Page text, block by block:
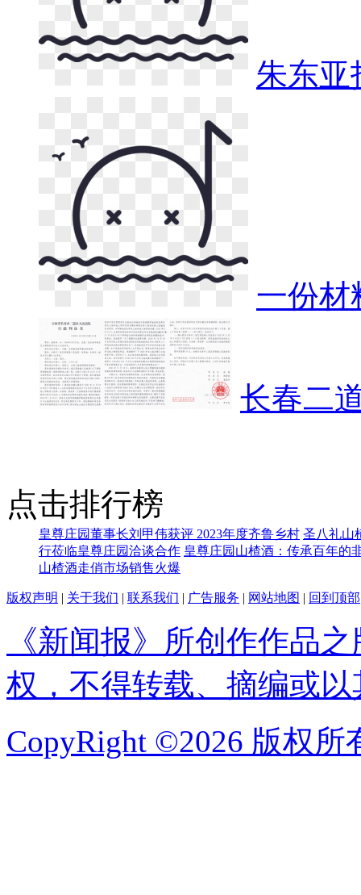
朱东亚
一份材
长春二
点击排行榜
皇尊庄园董事长刘甲伟获评 2023年度齐鲁乡村 圣八礼山
行莅临皇尊庄园洽谈合作 皇尊庄园山楂酒：传承百年的
山楂酒走俏市场销售火爆
版权声明 | 关于我们 | 联系我们 | 广告服务 | 网站地图 | 回到顶部
《新闻报》所创作作品
权，不得转载、摘编或
CopyRight ©2026 版权所